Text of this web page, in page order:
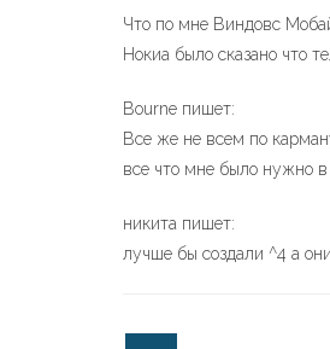
Что по мне Виндовс
Нокиа было сказано что
Bourne пишет:
Все же не всем по
все что мне было нужно в
никита пишет:
лучше бы создали ^4 а